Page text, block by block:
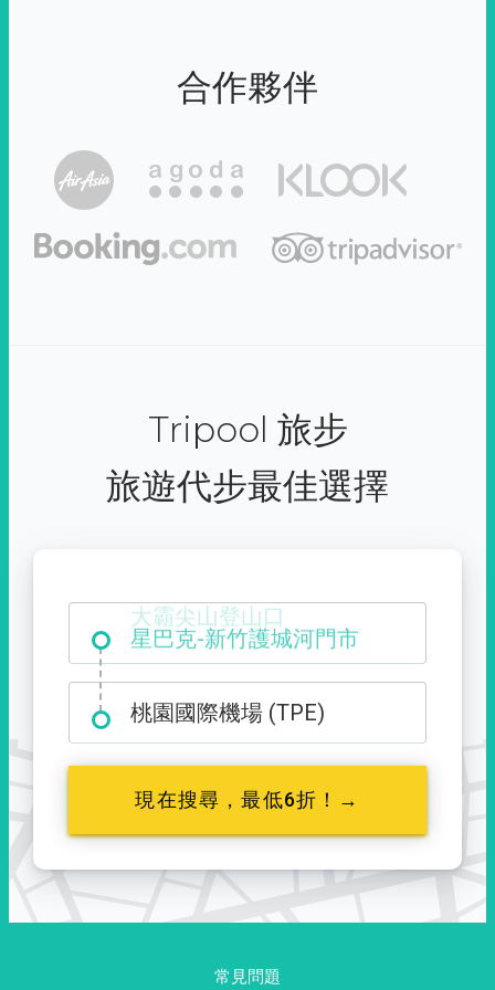
合作夥伴
Tripool 旅步
旅遊代步最佳選擇
大霸尖山登山口
桃園國際機場 (TPE)
現在搜尋，最低6折！→
常見問題